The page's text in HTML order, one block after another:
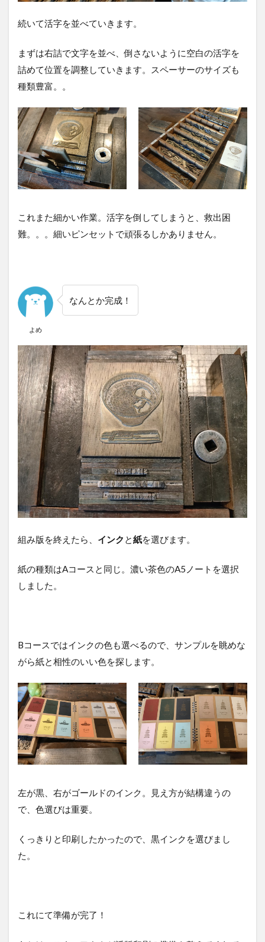
続いて活字を並べていきます。
まずは右詰で文字を並べ、倒さないように空白の活字を
詰めて位置を調整していきます。スペーサーのサイズも
種類豊富。。
これまた細かい作業。活字を倒してしまうと、救出困
難。。。細いピンセットで頑張るしかありません。
よめ
なんとか完成！
組み版を終えたら、 インク と紙を選びます。
紙の種類はAコースと同じ。濃い茶色のA5ノートを選択
しました。
Bコースではインクの色も選べるので、サンプルを眺めな
がら紙と相性のいい色を探します。
左が黒、右がゴールドのインク。見え方が結構違うの
で、色選びは重要。
くっきりと印刷したかったので、黒インクを選びまし
た。
これにて準備が完了！